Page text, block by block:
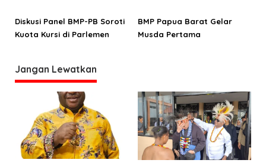
o
s
Penyelenggaraan Otsus
Diskusi Panel BMP-PB Soroti
Kuota Kursi di Parlemen
BMP Papua Barat Gelar
Musda Pertama
Jangan Lewatkan